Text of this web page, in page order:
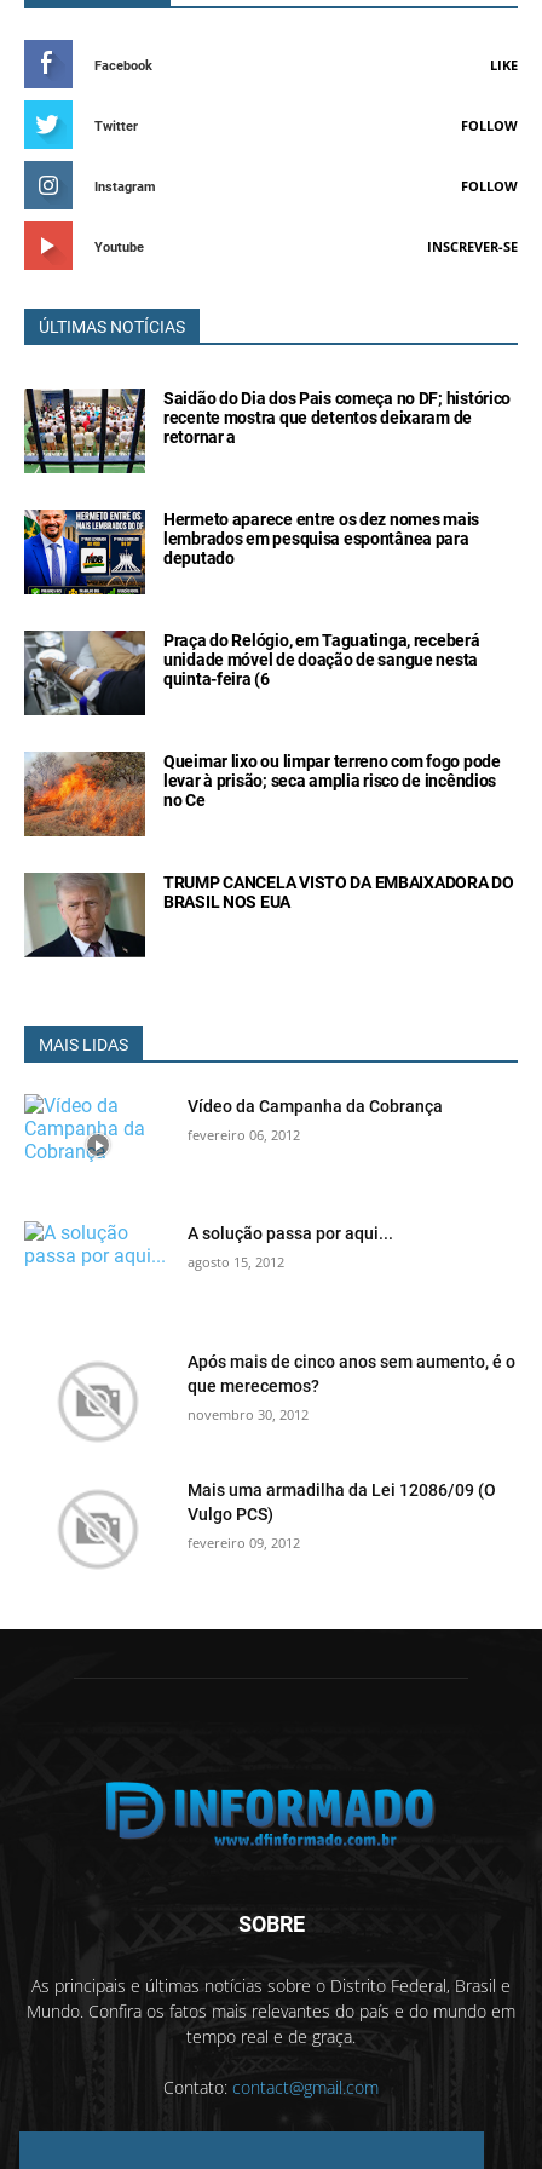
Facebook LIKE
Twitter FOLLOW
Instagram FOLLOW
Youtube INSCREVER-SE
ÚLTIMAS NOTÍCIAS
Saidão do Dia dos Pais começa no DF; histórico
recente mostra que detentos deixaram de
retornar a
Hermeto aparece entre os dez nomes mais
lembrados em pesquisa espontânea para
deputado
Praça do Relógio, em Taguatinga, receberá
unidade móvel de doação de sangue nesta
quinta-feira (6
Queimar lixo ou limpar terreno com fogo pode
levar à prisão; seca amplia risco de incêndios
no Ce
TRUMP CANCELA VISTO DA EMBAIXADORA DO
BRASIL NOS EUA
MAIS LIDAS
Vídeo da Campanha da Cobrança
fevereiro 06, 2012
A solução passa por aqui...
agosto 15, 2012
Após mais de cinco anos sem aumento, é o
que merecemos?
novembro 30, 2012
Mais uma armadilha da Lei 12086/09 (O
Vulgo PCS)
fevereiro 09, 2012
SOBRE
As principais e últimas notícias sobre o Distrito Federal, Brasil e
Mundo. Confira os fatos mais relevantes do país e do mundo em
tempo real e de graça.
Contato: contact@gmail.com